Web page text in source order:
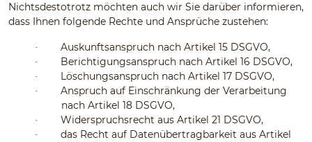
Nichtsdestotrotz möchten auch wir Sie darüber informieren,
dass Ihnen folgende Rechte und Ansprüche zustehen:
· Auskunftsanspruch nach Artikel 15 DSGVO,
· Berichtigungsanspruch nach Artikel 16 DSGVO,
· Löschungsanspruch nach Artikel 17 DSGVO,
·
Anspruch auf Einschränkung der Verarbeitung
nach Artikel 18 DSGVO,
· Widerspruchsrecht aus Artikel 21 DSGVO,
·
das Recht auf Datenübertragbarkeit aus Artikel